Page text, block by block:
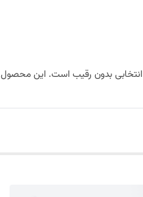
انتخابی بدون رقیب است. این محصول